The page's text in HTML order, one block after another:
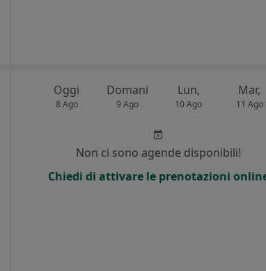
Oggi
8 Ago
Domani
9 Ago
Lun,
10 Ago
Mar,
11 Ago
Non ci sono agende disponibili!
Chiedi di attivare le prenotazioni